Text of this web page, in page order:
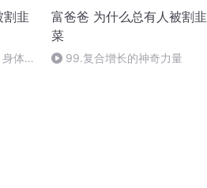
割韭
体在
富爸爸 为什么总有人被割韭
菜
99.复合增长的神奇力量